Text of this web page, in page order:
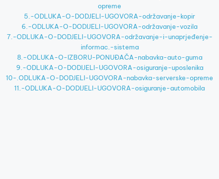
opreme
5.-ODLUKA-O-DODJELI-UGOVORA-održavanje-kopir
6.-ODLUKA-O-DODIJELI-UGOVORA-održavanje-vozila
7.-ODLUKA-O-DODJELI-UGOVORA-održavanje-i-unaprjeđenje-
informac.-sistema
8.-ODLUKA-O-IZBORU-PONUĐAČA-nabavka-auto-guma
9.-ODLUKA-O-DODIJELI-UGOVORA-osiguranje-uposlenika
10-.ODLUKA-O-DODJELI-UGOVORA-nabavka-serverske-opreme
11.-ODLUKA-O-DODIJELI-UGOVORA-osiguranje-automobila